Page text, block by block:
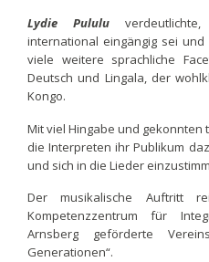
Lydie Pululuverdeutlichte,
international eingängig sei
viele weitere sprachliche
Deutsch und Lingala, der
Kongo.
Mit viel Hingabe und gekonnten
die Interpreten ihr Publikum
und sich in die Lieder
Der musikalische Auftritt
Kompetenzzentrum für
Arnsberg geförderte
Generationen“.